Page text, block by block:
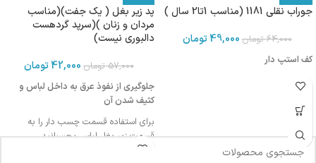
جوراب نقلی 1181 (مناسب 1تا2 سال )
64,000 تومان49,000تومان
کف استپ دار
پد زیر بغل ( یک جفت)(مناسب
مردان و زنان )(سرپد گردهست
دالبوری نیست)
57,000 تومان 42,000تومان
جلوگیری از نفوذ عرق به داخل لباس و
کثیف شدن آن
برای استفاده قسمت چسب دار را به
قسمت زیر بغل لباس بچسبانید